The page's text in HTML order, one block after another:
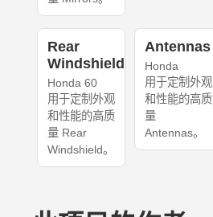
Rear
Windshield
Honda 60
用于定制外观
和性能的高质
量 Rear
Windshield。
Antennas
Honda
用于定制外观
和性能的高质
量
Antennas。